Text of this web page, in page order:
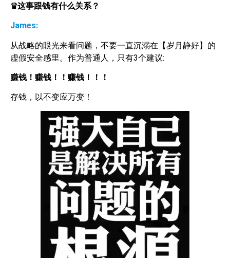
♛这事跟钱有什么关系？
James:
从战略的眼光来看问题，不要一直沉溺在【岁月静好】的
虚假安全感里。作为普通人，只有3个建议:
赚钱！赚钱！！赚钱！！！
存钱，以不变应万变！